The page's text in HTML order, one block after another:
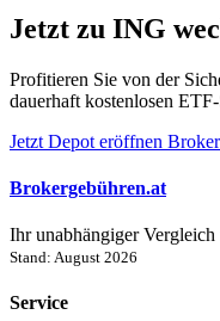
Jetzt zu ING
Profitieren Sie von der
dauerhaft kostenlosen
Jetzt Depot eröffnen
Brokergebühren.at
Ihr unabhängiger
Stand: August 2026
Service